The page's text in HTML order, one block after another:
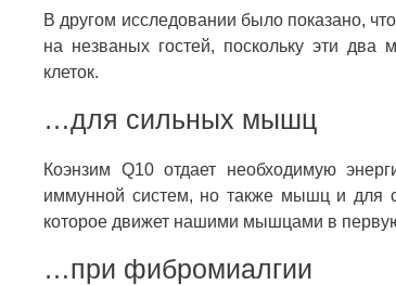
В другом исследовании было показано,
на незваных гостей, поскольку эти два
клеток.
…для сильных мышц
Коэнзим Q10 отдает необходимую
иммунной систем, но также мышц и для
которое движет нашими мышцами в
…при фибромиалгии